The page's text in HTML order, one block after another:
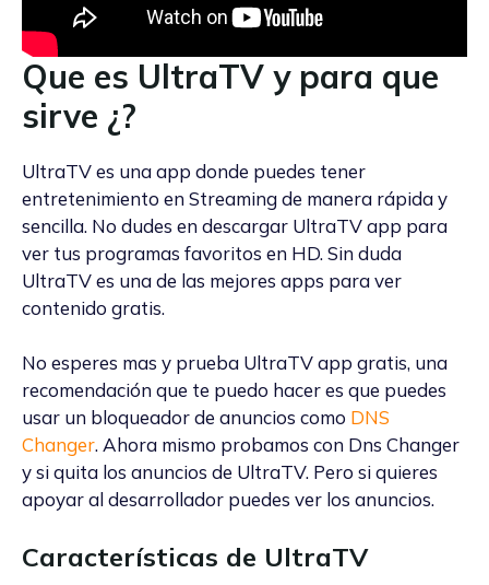
Que es UltraTV y para que
sirve ¿?
UltraTV es una app donde puedes tener
entretenimiento en Streaming de manera rápida y
sencilla. No dudes en descargar UltraTV app para
ver tus programas favoritos en HD. Sin duda
UltraTV es una de las mejores apps para ver
contenido gratis.
No esperes mas y prueba UltraTV app gratis, una
recomendación que te puedo hacer es que puedes
usar un bloqueador de anuncios como DNS
Changer. Ahora mismo probamos con Dns Changer
y si quita los anuncios de UltraTV. Pero si quieres
apoyar al desarrollador puedes ver los anuncios.
Características de UltraTV